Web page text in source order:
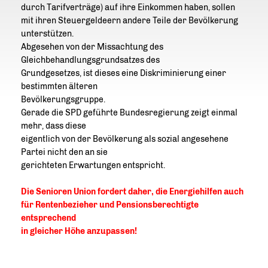
durch Tarifverträge) auf ihre Einkommen haben, sollen
mit ihren Steuergeldeern andere Teile der Bevölkerung
unterstützen.
Abgesehen von der Missachtung des
Gleichbehandlungsgrundsatzes des
Grundgesetzes, ist dieses eine Diskriminierung einer
bestimmten älteren
Bevölkerungsgruppe.
Gerade die SPD geführte Bundesregierung zeigt einmal
mehr, dass diese
eigentlich von der Bevölkerung als sozial angesehene
Partei nicht den an sie
gerichteten Erwartungen entspricht.
Die Senioren Union fordert daher, die Energiehilfen auch
für Rentenbezieher und Pensionsberechtigte
entsprechend
in gleicher Höhe anzupassen!